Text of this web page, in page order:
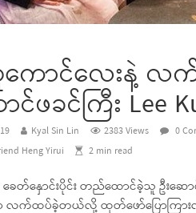
ကောင်လေးနဲ့ လ
င်ဖခင်ကြီး Lee
Kyal Sin Lin 2383 Views 0
Heng Yirui 2 min read
ခေတ်နှောင်းပိုင်း တည်ထောင်ခဲ့သူ ဦးဆော
လက်ထပ်ခဲ့တယ်လို့ ထုတ်ဖော်ပြောကြား